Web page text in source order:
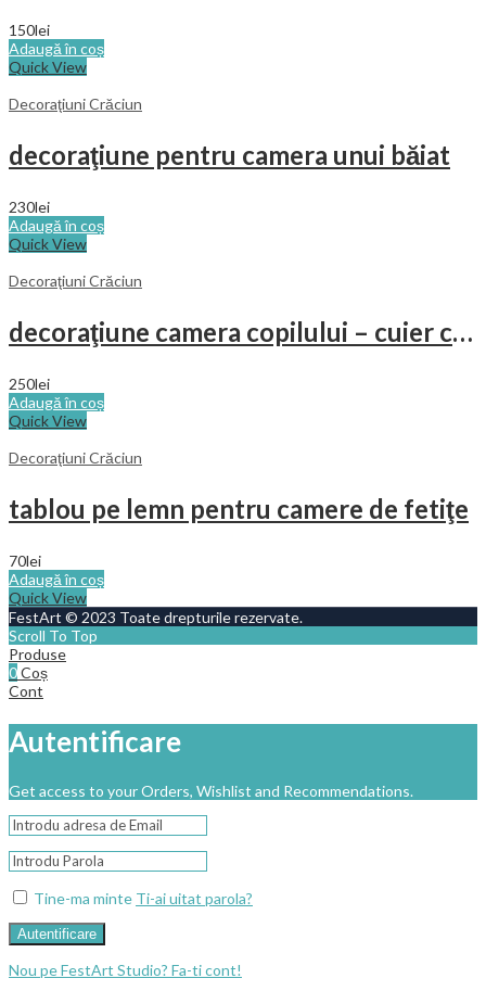
150lei
Adaugă în coș
Quick View
Decoraţiuni Crăciun
decoraţiune pentru camera unui băiat
230lei
Adaugă în coș
Quick View
Decoraţiuni Crăciun
decoraţiune camera copilului – cuier cu bufniţe
250lei
Adaugă în coș
Quick View
Decoraţiuni Crăciun
tablou pe lemn pentru camere de fetiţe
70lei
Adaugă în coș
Quick View
FestArt © 2023 Toate drepturile rezervate.
Scroll To Top
Produse
0Coș
Cont
Autentificare
Get access to your Orders, Wishlist and Recommendations.
Tine-ma minte Ti-ai uitat parola?
Autentificare
Nou pe FestArt Studio? Fa-ti cont!